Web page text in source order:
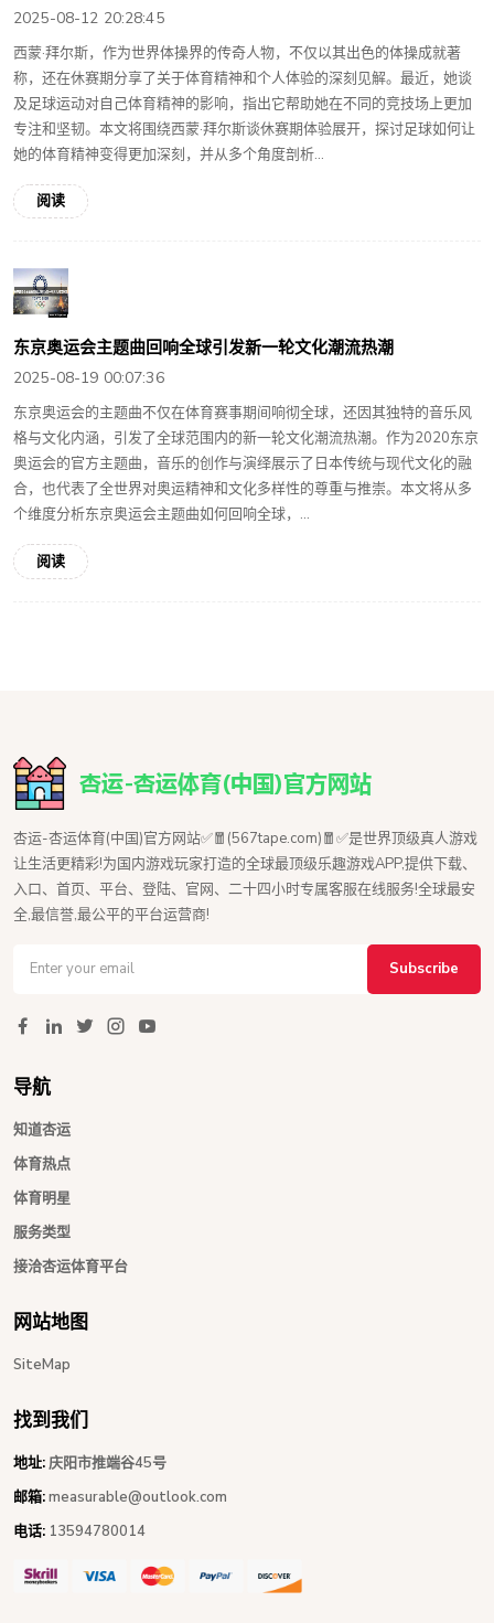
2025-08-12 20:28:45
西蒙·拜尔斯，作为世界体操界的传奇人物，不仅以其出色的体操成就著
称，还在休赛期分享了关于体育精神和个人体验的深刻见解。最近，她谈
及足球运动对自己体育精神的影响，指出它帮助她在不同的竞技场上更加
专注和坚韧。本文将围绕西蒙·拜尔斯谈休赛期体验展开，探讨足球如何让
她的体育精神变得更加深刻，并从多个角度剖析...
阅读
东京奥运会主题曲回响全球引发新一轮文化潮流热潮
2025-08-19 00:07:36
东京奥运会的主题曲不仅在体育赛事期间响彻全球，还因其独特的音乐风
格与文化内涵，引发了全球范围内的新一轮文化潮流热潮。作为2020东京
奥运会的官方主题曲，音乐的创作与演绎展示了日本传统与现代文化的融
合，也代表了全世界对奥运精神和文化多样性的尊重与推崇。本文将从多
个维度分析东京奥运会主题曲如何回响全球，...
阅读
杏运-杏运体育(中国)官方网站✅🧧(567tape.com)🧧✅是世界顶级真人游戏
让生活更精彩!为国内游戏玩家打造的全球最顶级乐趣游戏APP,提供下载、
入口、首页、平台、登陆、官网、二十四小时专属客服在线服务!全球最安
全,最信誉,最公平的平台运营商!
Subscribe
导航
知道杏运
体育热点
体育明星
服务类型
接洽杏运体育平台
网站地图
SiteMap
找到我们
地址: 庆阳市推端谷45号
邮箱:measurable@outlook.com
电话: 13594780014